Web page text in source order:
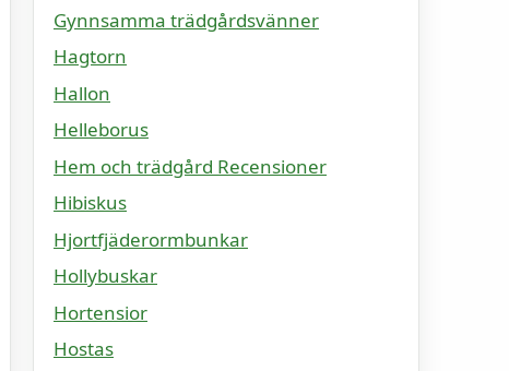
Gynnsamma trädgårdsvänner
Hagtorn
Hallon
Helleborus
Hem och trädgård Recensioner
Hibiskus
Hjortfjäderormbunkar
Hollybuskar
Hortensior
Hostas